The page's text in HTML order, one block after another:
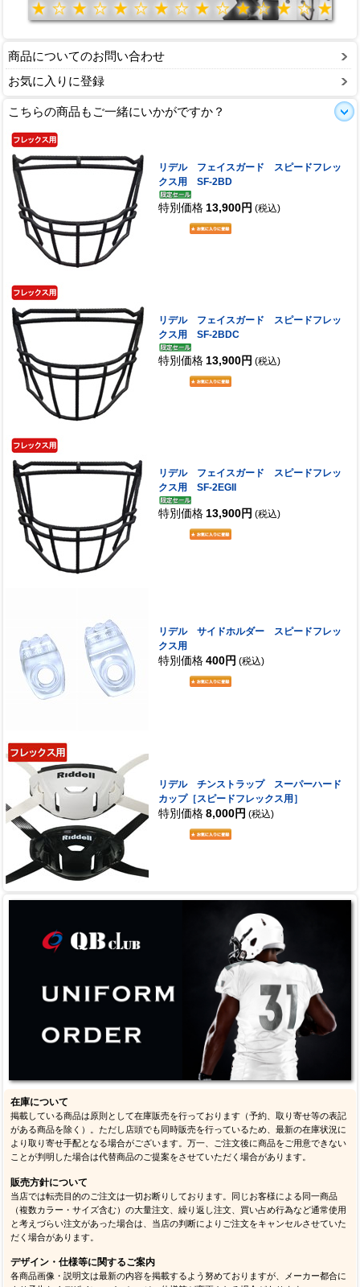
商品についてのお問い合わせ
お気に入りに登録
こちらの商品もご一緒にいかがですか？
リデル フェイスガード スピードフレッ
クス用 SF-2BD
特別価格 13,900円 (税込)
リデル フェイスガード スピードフレッ
クス用 SF-2BDC
特別価格 13,900円 (税込)
リデル フェイスガード スピードフレッ
クス用 SF-2EGII
特別価格 13,900円 (税込)
リデル サイドホルダー スピードフレッ
クス用
特別価格 400円 (税込)
リデル チンストラップ スーパーハード
カップ［スピードフレックス用］
特別価格 8,000円 (税込)
在庫について
掲載している商品は原則として在庫販売を行っております（予約、取り寄せ等の表記
がある商品を除く）。ただし店頭でも同時販売を行っているため、最新の在庫状況に
より取り寄せ手配となる場合がございます。万一、ご注文後に商品をご用意できない
ことが判明した場合は代替商品のご提案をさせていただく場合があります。
販売方針について
当店では転売目的のご注文は一切お断りしております。同じお客様による同一商品
（複数カラー・サイズ含む）の大量注文、繰り返し注文、買い占め行為など通常使用
と考えづらい注文があった場合は、当店の判断によりご注文をキャンセルさせていた
だく場合があります。
デザイン・仕様等に関するご案内
各商品画像・説明文は最新の内容を掲載するよう努めておりますが、メーカー都合に